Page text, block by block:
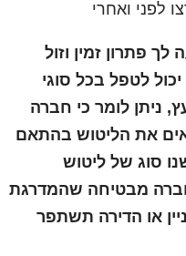
לך פתרון זמין וזול
לטפל בכל סוגי
ניתן לומר כי חברה
את הליטוש בהתאם
סוג של ליטוש
מבטיחה שהמדרגת
או הדירה תשתפר